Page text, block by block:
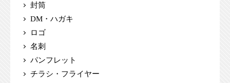
封筒
DM・ハガキ
ロゴ
名刺
パンフレット
チラシ・フライヤー